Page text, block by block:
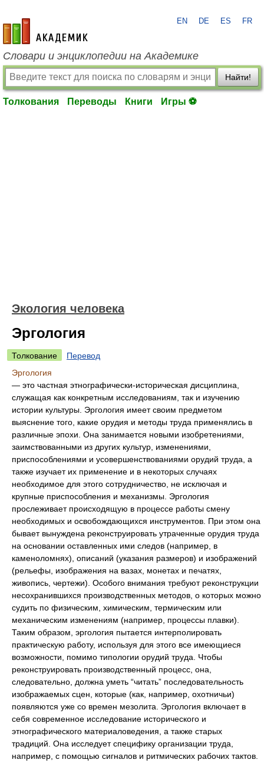
academic.ru
EN DE ES FR
Словари и энциклопедии на Академике
Найти!
Толкования Переводы Книги Игры ⚽
Экология человека
Эргология
Толкование
Перевод
Эргология
— это частная этнографически-историческая дисциплина,
служащая как конкретным исследованиям, так и изучению
истории культуры. Эргология имеет своим предметом
выяснение того, какие орудия и методы труда применялись в
различные эпохи. Она занимается новыми изобретениями,
заимствованными из других культур, изменениями,
приспособлениями и усовершенствованиями орудий труда, а
также изучает их применение и в некоторых случаях
необходимое для этого сотрудничество, не исключая и
крупные приспособления и механизмы. Эргология
прослеживает происходящую в процессе работы смену
необходимых и освобождающихся инструментов. При этом она
бывает вынуждена реконструировать утраченные орудия труда
на основании оставленных ими следов (например, в
каменоломнях), описаний (указания размеров) и изображений
(рельефы, изображения на вазах, монетах и печатях,
живопись, чертежи). Особого внимания требуют реконструкции
несохранившихся производственных методов, о которых можно
судить по физическим, химическим, термическим или
механическим изменениям (например, процессы плавки).
Таким образом, эргология пытается интерполировать
практическую работу, используя для этого все имеющиеся
возможности, помимо типологии орудий труда. Чтобы
реконструировать производственный процесс, она,
следовательно, должна уметь “читать” последовательность
изображаемых сцен, которые (как, например, охотничьи)
появляются уже со времен мезолита. Эргология включает в
себя современное исследование исторического и
этнографического материаловедения, а также старых
традиций. Она исследует специфику организации труда,
например, с помощью сигналов и ритмических рабочих тактов.